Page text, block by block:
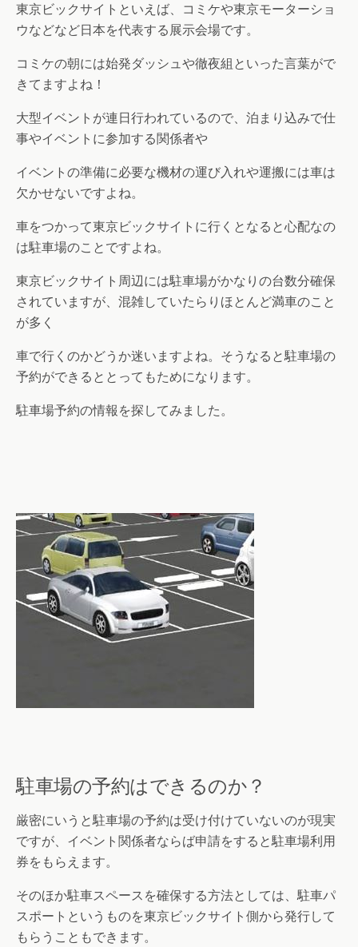
東京ビックサイトといえば、コミケや東京モーターショ
ウなどなど日本を代表する展示会場です。
コミケの朝には始発ダッシュや徹夜組といった言葉がで
きてますよね！
大型イベントが連日行われているので、泊まり込みで仕
事やイベントに参加する関係者や
イベントの準備に必要な機材の運び入れや運搬には車は
欠かせないですよね。
車をつかって東京ビックサイトに行くとなると心配なの
は駐車場のことですよね。
東京ビックサイト周辺には駐車場がかなりの台数分確保
されていますが、混雑していたらりほとんど満車のこと
が多く
車で行くのかどうか迷いますよね。そうなると駐車場の
予約ができるととってもためになります。
駐車場予約の情報を探してみました。
駐車場の予約はできるのか？
厳密にいうと駐車場の予約は受け付けていないのが現実
ですが、イベント関係者ならば申請をすると駐車場利用
券をもらえます。
そのほか駐車スペースを確保する方法としては、駐車パ
スポートというものを東京ビックサイト側から発行して
もらうこともできます。